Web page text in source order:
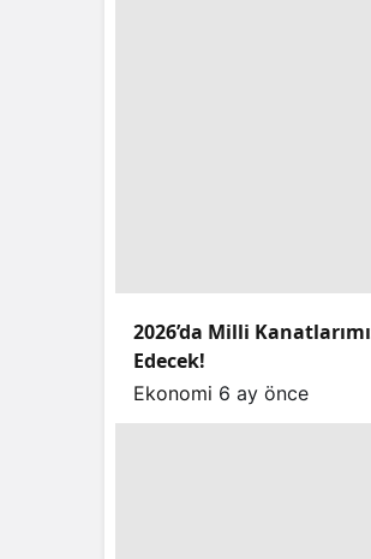
2026’da Milli
Edecek!
Ekonomi 6 ay önce